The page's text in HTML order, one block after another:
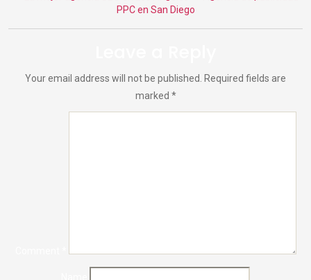
PPC en San Diego
Your email address will not be published. Required fields are
marked *